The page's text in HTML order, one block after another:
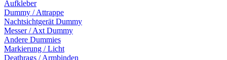
Aufkleber
Dummy / Attrappe
Nachtsichtgerät Dummy
Messer / Axt Dummy
Andere Dummies
Markierung / Licht
Deathrags / Armbinden